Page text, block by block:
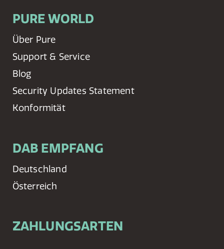
PURE WORLD
Über Pure
Support & Service
Blog
Security Updates Statement
Konformität
DAB EMPFANG
Deutschland
Österreich
ZAHLUNGSARTEN